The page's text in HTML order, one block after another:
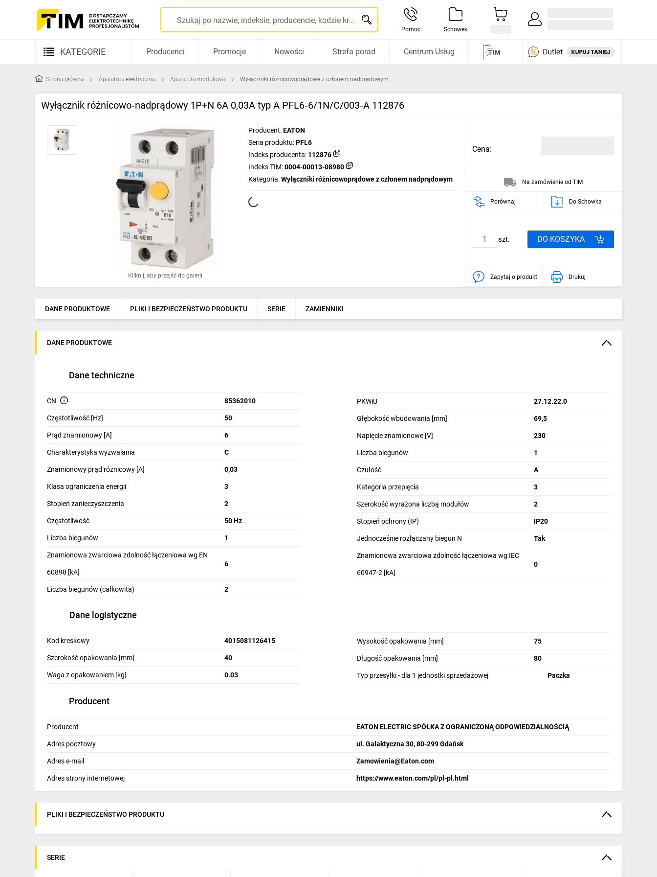
Szukaj po nazwie, indeksie, producencie, kodzie kreskowym...
Pomoc Schowek
KATEGORIE
Kable i przewody
Rozdzielnice i obudowy
Elementy prowadzenia kabli
Fotowoltaika
Ogrzewanie
Elektronarzędzia i mierniki
Dom i ogród
Odzież ochronna i BHP
Inne
Budowa i Remont
Elektronika
Producenci Promocje Nowości Strefa porad Centrum Usług
Strona główna Aparatura elektryczna Aparatura modułowa Wyłączniki różnicowoprądowe z członem nadprądowym
Wyłącznik różnicowo‑nadprądowy 1P+N 6A 0,03A typ A PFL6‑6/1N/C/003‑A 112876
Kliknij, aby przejść do galerii
Producent:EATON
Seria produktu:PFL6
Indeks producenta: 112876
Indeks TIM:0004-00013-08980
Kategoria:Wyłączniki różnicowoprądowe z członem nadprądowym
Cena:
Na zamówienie od TIM
Porównaj Do Schowka
szt. DO KOSZYKA
Zapytaj o produkt Drukuj
DANE PRODUKTOWE PLIKI I BEZPIECZEŃSTWO PRODUKTU SERIE ZAMIENNIKI
DANE PRODUKTOWE
Dane techniczne
CN 85362010
Częstotliwość [Hz] 50
Prąd znamionowy [A] 6
Charakterystyka wyzwalania C
Znamionowy prąd różnicowy [A] 0,03
Klasa ograniczenia energii 3
Stopień zanieczyszczenia 2
Częstotliwość 50 Hz
Liczba biegunów 1
Znamionowa zwarciowa zdolność łączeniowa wg EN
60898 [kA]
6
Liczba biegunów (całkowita) 2
PKWiU 27.12.22.0
Głębokość wbudowania [mm] 69,5
Napięcie znamionowe [V] 230
Liczba biegunów 1
Czułość A
Kategoria przepięcia 3
Szerokość wyrażona liczbą modułów 2
Stopień ochrony (IP) IP20
Jednocześnie rozłączany biegun N Tak
Znamionowa zwarciowa zdolność łączeniowa wg IEC
60947-2 [kA]
0
Dane logistyczne
Kod kreskowy 4015081126415
Szerokość opakowania [mm] 40
Waga z opakowaniem [kg] 0.03
Wysokość opakowania [mm] 75
Długość opakowania [mm] 80
Typ przesyłki - dla 1 jednostki sprzedażowej Paczka
Producent
Producent EATON ELECTRIC SPÓŁKA Z OGRANICZONĄ ODPOWIEDZIALNOŚCIĄ
Adres pocztowy ul. Galaktyczna 30, 80-299 Gdańsk
Adres e-mail Zamowienia@Eaton.com
Adres strony internetowej https://www.eaton.com/pl/pl-pl.html
PLIKI I BEZPIECZEŃSTWO PRODUKTU
SERIE